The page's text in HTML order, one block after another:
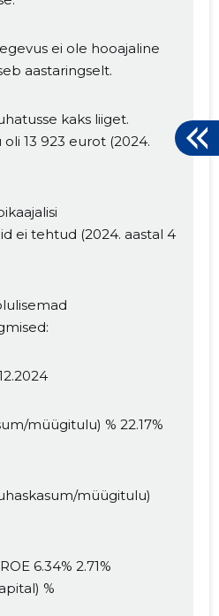
ei ole hooajaline
aastaringselt.
kaks liiget.
13 923 eurot (2024.
ei tehtud (2024. aastal 4
müügitulu) % 22.17%
müügitulu)
6.34% 2.71%
%